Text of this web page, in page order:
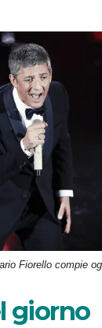
Fiorello compie
giorno